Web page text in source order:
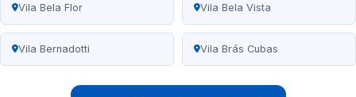
Vila Bela Flor Vila Bela Vista
Vila Bernadotti Vila Brás Cubas